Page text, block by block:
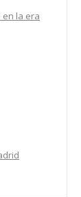
en la era